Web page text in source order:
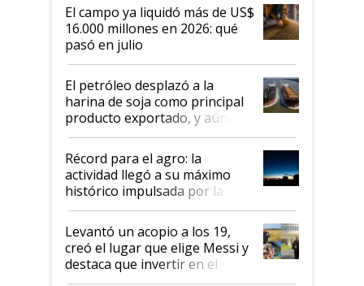
El campo ya liquidó más de US$
16.000 millones en 2026: qué
pasó en julio
El petróleo desplazó a la
harina de soja como principal
producto exportado, y aún así
el agro aportó casi seis de cada
diez dólares y sostuvo el
liderazgo en un semestre
récord
Récord para el agro: la
actividad llegó a su máximo
histórico impulsada por la
cosecha y las exportaciones
Levantó un acopio a los 19,
creó el lugar que elige Messi y
destaca que invertir en el
kirchnerismo era como "darle